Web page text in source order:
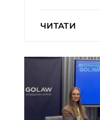
ЧИТАТИ